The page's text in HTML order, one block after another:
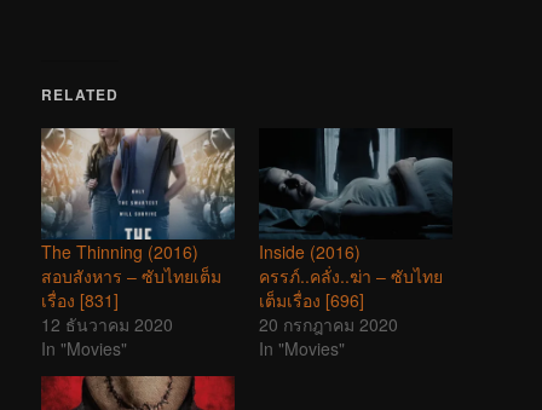
RELATED
The Thinning (2016)
สอบสังหาร – ซับไทยเต็ม
เรื่อง [831]
12 ธันวาคม 2020
In "Movies"
Inside (2016)
ครรภ์..คลั่ง..ฆ่า – ซับไทย
เต็มเรื่อง [696]
20 กรกฎาคม 2020
In "Movies"